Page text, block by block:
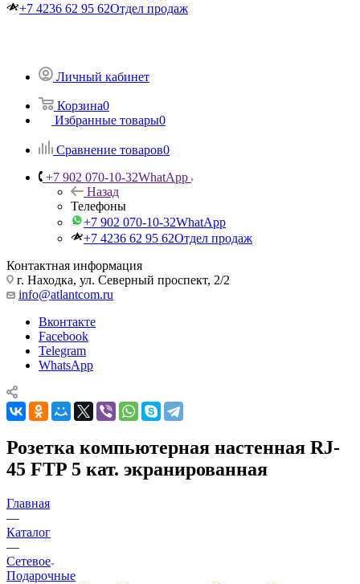
+7 4236 62 95 62Отдел продаж
Личный кабинет
Корзина0
Избранные товары0
Сравнение товаров0
+7 902 070-10-32WhatApp
Назад
Телефоны
+7 902 070-10-32WhatApp
+7 4236 62 95 62Отдел продаж
Контактная информация
г. Находка, ул. Северный проспект, 2/2
info@atlantcom.ru
Вконтакте
Facebook
Telegram
WhatsApp
Розетка компьютерная настенная RJ-
45 FTP 5 кат. экранированная
Главная
—
Каталог
—
Сетевое
Подарочные